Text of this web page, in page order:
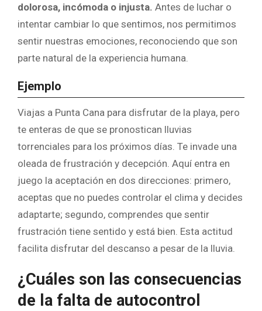
dolorosa, incómoda o injusta. Antes de luchar o
intentar cambiar lo que sentimos, nos permitimos
sentir nuestras emociones, reconociendo que son
parte natural de la experiencia humana.
Ejemplo
Viajas a Punta Cana para disfrutar de la playa, pero
te enteras de que se pronostican lluvias
torrenciales para los próximos días. Te invade una
oleada de frustración y decepción. Aquí entra en
juego la aceptación en dos direcciones: primero,
aceptas que no puedes controlar el clima y decides
adaptarte; segundo, comprendes que sentir
frustración tiene sentido y está bien. Esta actitud
facilita disfrutar del descanso a pesar de la lluvia.
¿Cuáles son las consecuencias
de la falta de autocontrol